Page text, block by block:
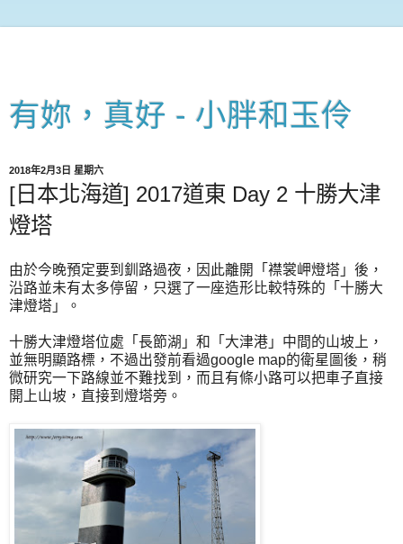
有妳，真好 - 小胖和玉伶
2018年2月3日 星期六
[日本北海道] 2017道東 Day 2 十勝大津
燈塔
由於今晚預定要到釧路過夜，因此離開「襟裳岬燈塔」後，
沿路並未有太多停留，只選了一座造形比較特殊的「十勝大
津燈塔」。
十勝大津燈塔位處「長節湖」和「大津港」中間的山坡上，
並無明顯路標，不過出發前看過google map的衛星圖後，稍
微研究一下路線並不難找到，而且有條小路可以把車子直接
開上山坡，直接到燈塔旁。